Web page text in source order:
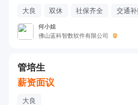
大良 双休 社保齐全 交通
何小姐
佛山蓝科智数软件有限公司
管培生
薪资面议
大良